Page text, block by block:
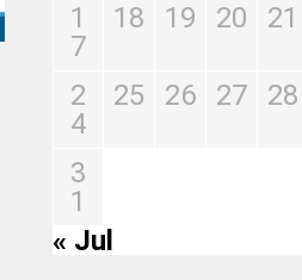
1
7
18 19 20 21
2
4
25 26 27 28
3
1
« Jul